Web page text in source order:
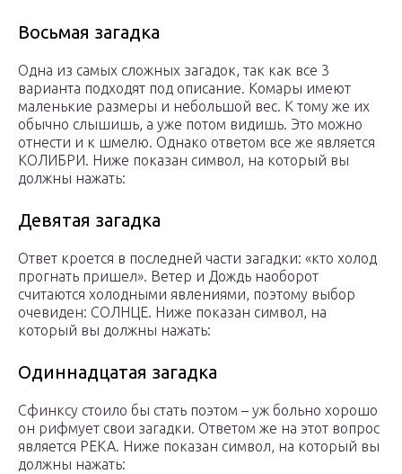
Восьмая загадка
Одна из самых сложных загадок, так как все 3
варианта подходят под описание. Комары имеют
маленькие размеры и небольшой вес. К тому же их
обычно слышишь, а уже потом видишь. Это можно
отнести и к шмелю. Однако ответом все же является
КОЛИБРИ. Ниже показан символ, на который вы
должны нажать:
Девятая загадка
Ответ кроется в последней части загадки: «кто холод
прогнать пришел». Ветер и Дождь наоборот
считаются холодными явлениями, поэтому выбор
очевиден: СОЛНЦЕ. Ниже показан символ, на
который вы должны нажать:
Одиннадцатая загадка
Сфинксу стоило бы стать поэтом – уж больно хорошо
он рифмует свои загадки. Ответом же на этот вопрос
является РЕКА. Ниже показан символ, на который вы
должны нажать: